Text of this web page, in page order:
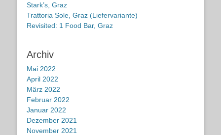
Stark’s, Graz
Trattoria Sole, Graz (Liefervariante)
Revisited: 1 Food Bar, Graz
Archiv
Mai 2022
April 2022
März 2022
Februar 2022
Januar 2022
Dezember 2021
November 2021